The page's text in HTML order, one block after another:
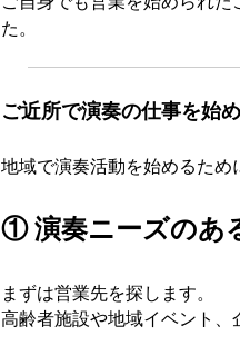
た。
ご近所で演奏の仕事を始
地域で演奏活動を始めるため
① 演奏ニーズのあ
まずは営業先を探します。
高齢者施設や地域イベント、